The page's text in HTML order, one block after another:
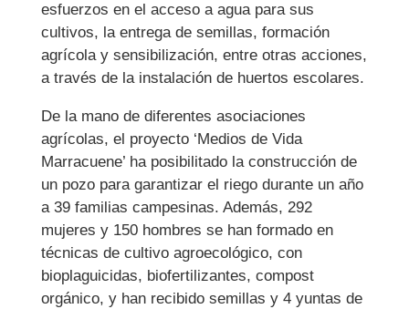
esfuerzos en el acceso a agua para sus
cultivos, la entrega de semillas, formación
agrícola y sensibilización, entre otras acciones,
a través de la instalación de huertos escolares.
De la mano de diferentes asociaciones
agrícolas, el proyecto ‘Medios de Vida
Marracuene’ ha posibilitado la construcción de
un pozo para garantizar el riego durante un año
a 39 familias campesinas. Además, 292
mujeres y 150 hombres se han formado en
técnicas de cultivo agroecológico, con
bioplaguicidas, biofertilizantes, compost
orgánico, y han recibido semillas y 4 yuntas de